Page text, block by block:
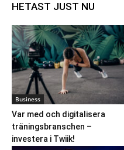
HETAST JUST NU
Business
Var med och digitalisera
träningsbranschen –
investera i Twiik!